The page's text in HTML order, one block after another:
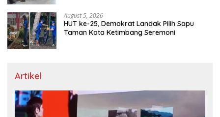
August 5, 2026
HUT ke-25, Demokrat Landak Pilih Sapu
Taman Kota Ketimbang Seremoni
Artikel